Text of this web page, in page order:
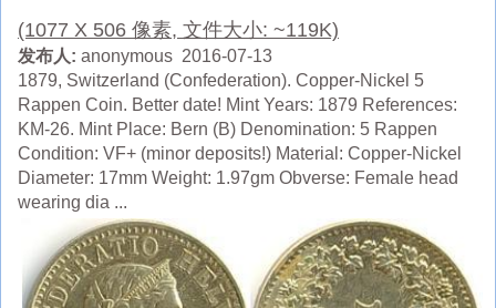
(1077 X 506 像素, 文件大小: ~119K)
发布人: anonymous 2016-07-13
1879, Switzerland (Confederation). Copper-Nickel 5
Rappen Coin. Better date! Mint Years: 1879 References:
KM-26. Mint Place: Bern (B) Denomination: 5 Rappen
Condition: VF+ (minor deposits!) Material: Copper-Nickel
Diameter: 17mm Weight: 1.97gm Obverse: Female head
wearing dia ...